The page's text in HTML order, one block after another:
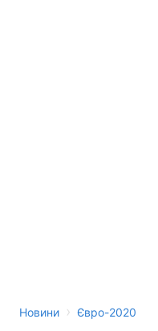
Новини › Євро-2020